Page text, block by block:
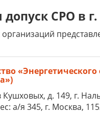
СРО в
д. 149, г.
а/я 345, г. Москва,